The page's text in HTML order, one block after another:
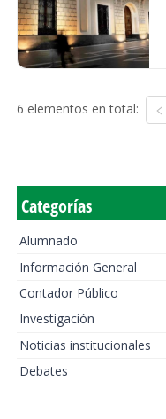
6 elementos en total:
Categorías
Alumnado
Información General
Contador Público
Investigación
Noticias institucionales
Debates